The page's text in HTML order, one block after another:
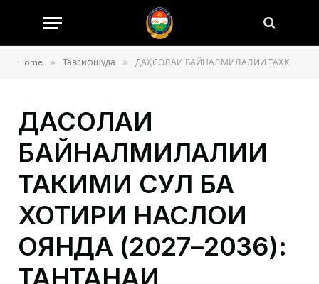
Home » Тавсифшуда » ДАҲСОЛАИ БАЙНАЛМИЛАЛИИ ТАҲКИМИ СУЛҲ БА ХОТИРИ НАСЛҲОИ ОЯНДА (2027–2036): ТАНТАНАИ ДИПЛОМАТИЯИ СУЛҲОФАРИ ТОҶИКИСТОН
ДАҲСОЛАИ
БАЙНАЛМИЛАЛИИ
ТАҲКИМИ СУЛҲ БА
ХОТИРИ НАСЛҲОИ
ОЯНДА (2027–2036):
ТАНТАНАИ